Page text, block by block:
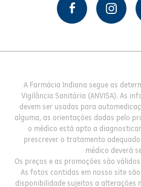
A Farmácia Indiana segue as
Vigilância Sanitária (ANVISA). As
devem ser usadas para
alguma, as orientações dadas pelo
o médico está apto a
prescrever o tratamento
médico deverá
Os preços e as promoções são
As fotos contidas em nosso site
disponibilidade sujeitos a alterações